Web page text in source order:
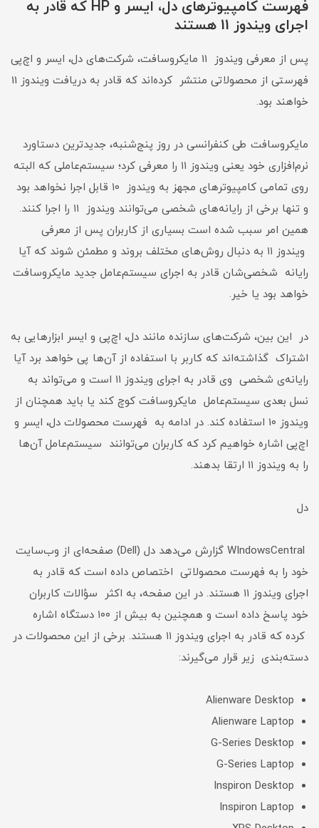
فهرست کامپیوترهای دل، ایسر و HP که قادر به
اجرای ویندوز 11 هستند
پس از معرفی ویندوز 11 مایکروسافت، شرکت‌های دل، ایسر و اچ‌پی
فهرستی از محصولاتی منتشر کرده‌اند که قادر به دریافت ویندوز 11
خواهند بود.
مایکروسافت طی کنفرانسی در روز پنج‌شنبه، جدیدترین دستاورد
نرم‌افزاری خود یعنی ویندوز ۱۱ را معرفی کرد؛ سیستم‌عاملی که البته
روی تمامی کامپیوترهای مجهز به ویندوز ۱۰ قابل اجرا نخواهد بود
و تنها برخی از رایانه‌های شخصی می‌توانند ویندوز ۱۱ را اجرا کنند.
همین امر سبب شده است بسیاری از کاربران پس از معرفی
ویندوز ۱۱ به دنبال روش‌های مختلف بروند و مطمئن شوند که آیا
رایانه شخصی‌شان قادر به اجرای سیستم‌عامل جدید مایکروسافت
خواهد بود یا خیر.
در این بین، شرکت‌های سازنده مانند دل، اچ‌پی و ایسر ابزارهایی به
اشتراک گذاشته‌اند که کاربر با استفاده از آن‌ها پی خواهد برد آیا
رایانه‌ی شخصی وی قادر به اجرای ویندوز ۱۱ است و می‌تواند به
نسل بعدی سیستم‌عامل مایکروسافت کوچ کند یا باید همچنان از
ویندوز ۱۰ استفاده کند. در ادامه به فهرست محصولات دل، ایسر و
اچ‌پی اشاره خواهیم کرد که کاربران می‌توانند سیستم‌عامل آن‌ها
را به ویندوز ۱۱ ارتقا بدهند.
دل
WIndowsCentral گزارش می‌دهد دل (Dell) صفحه‌ای از وب‌سایت
خود را به فهرست محصولاتی اختصاص داده است که قادر به
اجرای ویندوز ۱۱ هستند. در این صفحه، به اکثر سؤالات کاربران
خود پاسخ داده است و همچنین به بیش از ۱۰۰ دستگاه اشاره
کرده که قادر به اجرای ویندوز ۱۱ هستند. برخی از این محصولات در
دسته‌بندی زیر قرار می‌گیرند:
Alienware Desktop
Alienware Laptop
G-Series Desktop
G-Series Laptop
Inspiron Desktop
Inspiron Laptop